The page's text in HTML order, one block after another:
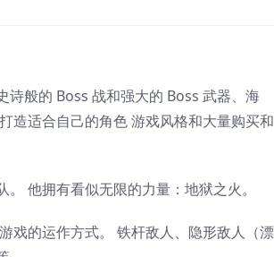
般的 Boss 战和强大的 Boss 武器、海
造适合自己的角色 游戏风格和大量购买和
他拥有看似无限的力量：地狱之火。
戏的运作方式。 铁杆敌人、隐形敌人（漂